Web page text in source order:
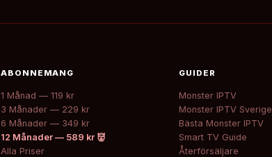
ABONNEMANG
1 Månad — 119 kr
3 Månader — 229 kr
6 Månader — 349 kr
12 Månader — 589 kr 👹
Alla Priser
GUIDER
Monster IPTV
Monster IPTV Sverige
Bästa Monster IPTV
Smart TV Guide
Återförsäljare